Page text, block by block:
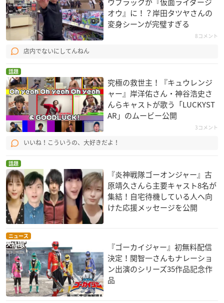
オウ』に！？岸田タツヤさんの
変身シーンが完璧すぎる
8コメント
店内でないにしてんねん
話題
究極の救世主！『キュウレンジ
ャー』岸洋佑さん・神谷浩史さ
んらキャストが歌う「LUCKYST
AR」のムービー公開
3コメント
いいね！こういうの、大好きだよ！
話題
『炎神戦隊ゴーオンジャー』古
原靖久さんら主要キャスト8名が
集結！自宅待機している人へ向
けた応援メッセージを公開
ニュース
『ゴーカイジャー』初無料配信
決定！関智一さんもナレーショ
ン出演のシリーズ35作品記念作
品